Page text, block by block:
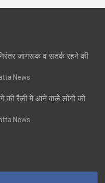
जागरूक व सतर्क रहने की
News
की रैली में आने वाले लोगों को
News